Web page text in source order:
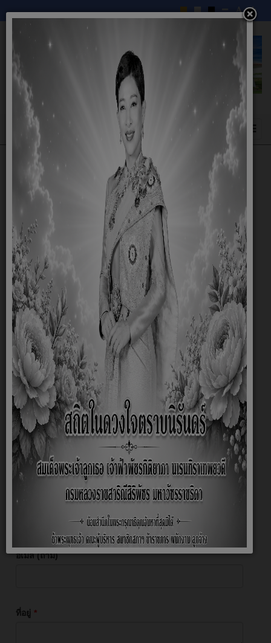
ช่องทางรับฟังความคิดเห็น
องค์การบริหารส่วนตำบลกู่ ยินดีรับฟังทุกความคิดเห็น
องค์การบริหารส่วนตำบลกู่ ยินดีรับฟังทุกความคิดเห็น
โปรดอ่านกฎ กติกา และคำแนะนำ ก่อนแสดงความ
คิดเห็น
งดเว้นการใช้คำหยาบ คำด่า ส่อเสียด ดูหมิ่น
กล่าวหาให้ร้าย สร้างความแตกแยก ข้อความ
ลามกอนาจาร ข้อความที่ขัดต่อกฎหมายหรือ
ศีลธรรมอันดีงาม หรือกระทบถึงสถาบันอันเป็น
ที่เคารพ
ทุกความคิดเห็นไม่เกี่ยวข้องกับผู้ดำเนินการ
เว็บไซต์ และไม่สามารถนำไปอ้างอิงทาง
กฎหมายได้
ชื่อ-นามสกุล *
เบอร์โทรศัพท์ *
อีเมล (ถ้ามี)
ที่อยู่ *